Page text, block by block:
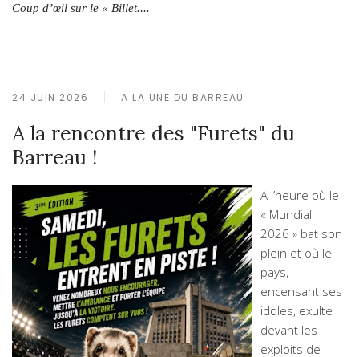
Coup d’œil sur le « Billet....
24 JUIN 2026 A LA UNE DU BARREAU
A la rencontre des "Furets" du
Barreau !
A l’heure où le
« Mundial
2026 » bat son
plein et où le
pays,
encensant ses
idoles, exulte
devant les
exploits de